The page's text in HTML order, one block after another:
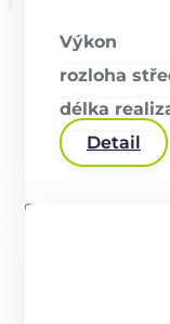
Výkon
rozloha
délka
Detail